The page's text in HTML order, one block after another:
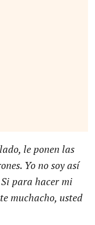
le ponen las
Yo no soy así
para hacer mi
muchacho, usted